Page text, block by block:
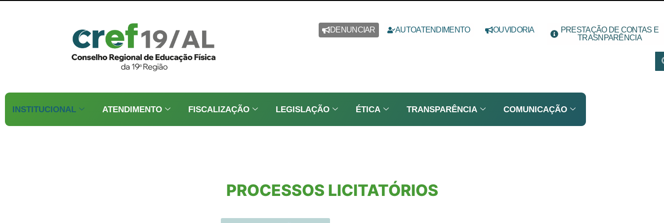
OUVIDORIA
DENUNCIAR AUTOATENDIMENTO
PRESTAÇÃO DE CONTAS E
TRASNPARÊNCIA
INSTITUCIONAL ATENDIMENTO FISCALIZAÇÃO LEGISLAÇÃO ÉTICA TRANSPARÊNCIA COMUNICAÇÃO
PROCESSOS LICITATÓRIOS